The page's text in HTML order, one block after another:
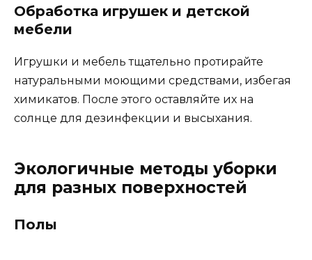
Обработка игрушек и детской
мебели
Игрушки и мебель тщательно протирайте
натуральными моющими средствами, избегая
химикатов. После этого оставляйте их на
солнце для дезинфекции и высыхания.
Экологичные методы уборки
для разных поверхностей
Полы